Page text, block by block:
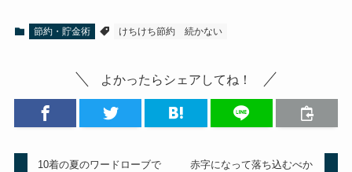
節約・貯金術 けちけち節約 続かない
よかったらシェアしてね！
10着の夏のワードローブで
赤字になって落ち込むべか